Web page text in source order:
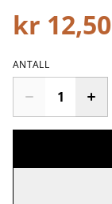
kr 12,50
ANTALL